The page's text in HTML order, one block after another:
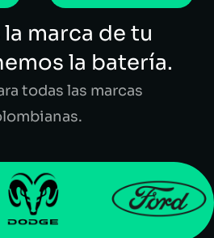
la marca de tu
la batería.
todas las marcas